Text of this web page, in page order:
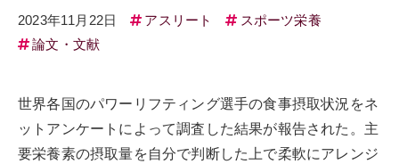
2023年11月22日 アスリート
スポーツ栄養
論文・文献
世界各国のパワーリフティング選手の食事摂取状況をネ
ットアンケートによって調査した結果が報告された。主
要栄養素の摂取量を自分で判断した上で柔軟にアレンジ